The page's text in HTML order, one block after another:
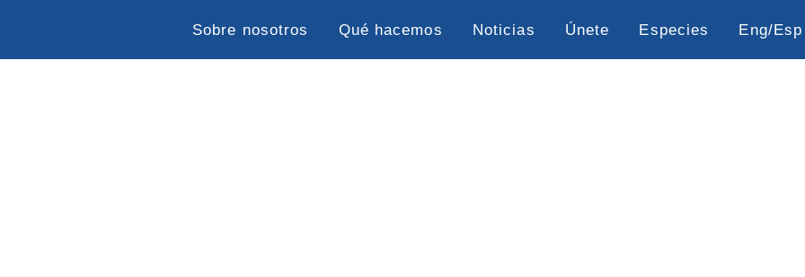
Sobre nosotros Qué hacemos Noticias Únete Especies Eng/Esp